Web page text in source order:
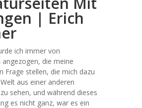
| Erich
ich immer von
angezogen, die meine
Frage stellen, die mich dazu
aus einer anderen
sehen, und während dieses
es nicht ganz, war es ein